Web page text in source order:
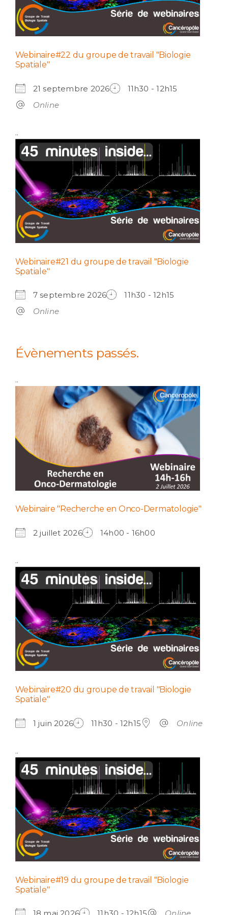
Webinaire#22 du groupe de travail "Biologie
Spatiale"
21 septembre 2026
11h30 - 12h15
Online
..
Webinaire#21 du groupe de travail "Biologie
Spatiale"
7 septembre 2026
11h30 - 12h15
Online
Évènements passés.
..
Webinaire "Recherche en Onco-Dermatologie"
2 juillet 2026 14h00 - 16h00
..
Webinaire#20 du groupe de travail "Biologie
Spatiale"
1 juin 2026 11h30 - 12h15 Online
..
Webinaire#19 du groupe de travail "Biologie
Spatiale"